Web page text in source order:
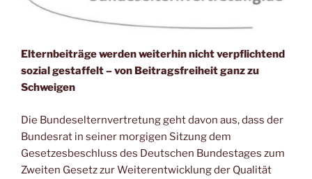
Elternbeiträge werden weiterhin nicht verpflichtend
sozial gestaffelt – von Beitragsfreiheit ganz zu
Schweigen
Die Bundeselternvertretung geht davon aus, dass der
Bundesrat in seiner morgigen Sitzung dem
Gesetzesbeschluss des Deutschen Bundestages zum
Zweiten Gesetz zur Weiterentwicklung der Qualität